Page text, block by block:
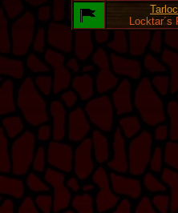
Locktar´s